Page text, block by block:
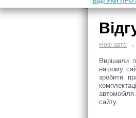
Нові авто →
Вирішили
нашому
зробити
сайту.